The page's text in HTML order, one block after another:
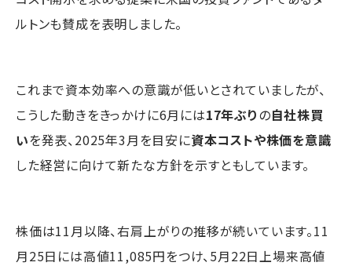
ルトンも賛成を表明しました。
これまで資本効率への意識が低いとされていましたが、
こうした動きをきっかけに6月には17年ぶりの自社株買
いを発表、2025年3月を目安に資本コストや株価を意識
した経営に向けて新たな方針を示すともしています。
株価は11月以降、右肩上がりの推移が続いています。11
月25日には高値11,085円をつけ、5月22日上場来高値